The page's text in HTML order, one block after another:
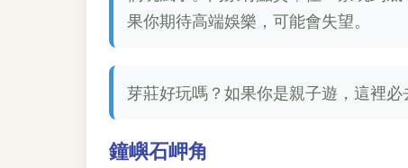
果你期待高端娛樂，可能會失望。
芽莊好玩嗎？如果你是親子遊，這裡必
鐘嶼石岬角